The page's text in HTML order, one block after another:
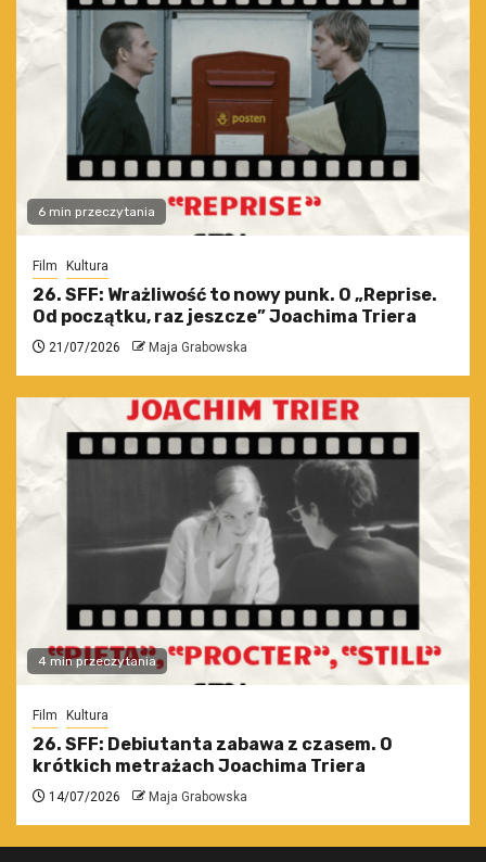
6 min przeczytania
Film Kultura
26. SFF: Wrażliwość to nowy punk. O „Reprise.
Od początku, raz jeszcze” Joachima Triera
21/07/2026 Maja Grabowska
4 min przeczytania
Film Kultura
26. SFF: Debiutanta zabawa z czasem. O
krótkich metrażach Joachima Triera
14/07/2026 Maja Grabowska